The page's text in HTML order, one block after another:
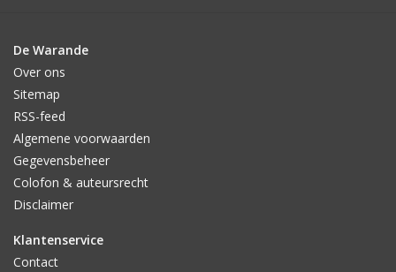
De Warande
Over ons
Sitemap
RSS-feed
Algemene voorwaarden
Gegevensbeheer
Colofon & auteursrecht
Disclaimer
Klantenservice
Contact